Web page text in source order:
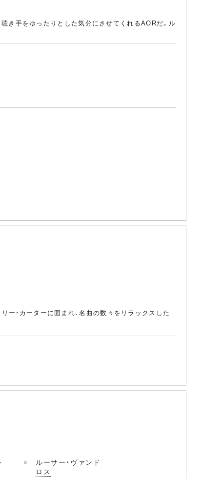
き手をゆったりとした気分にさせてくれるAORだ。ル
ー・カーターに囲まれ、名曲の数々をリラックスした
ルーサー・ヴァンド
ロス